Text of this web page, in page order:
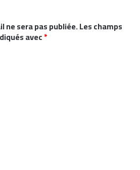
ne sera pas publiée.Les champs
avec*